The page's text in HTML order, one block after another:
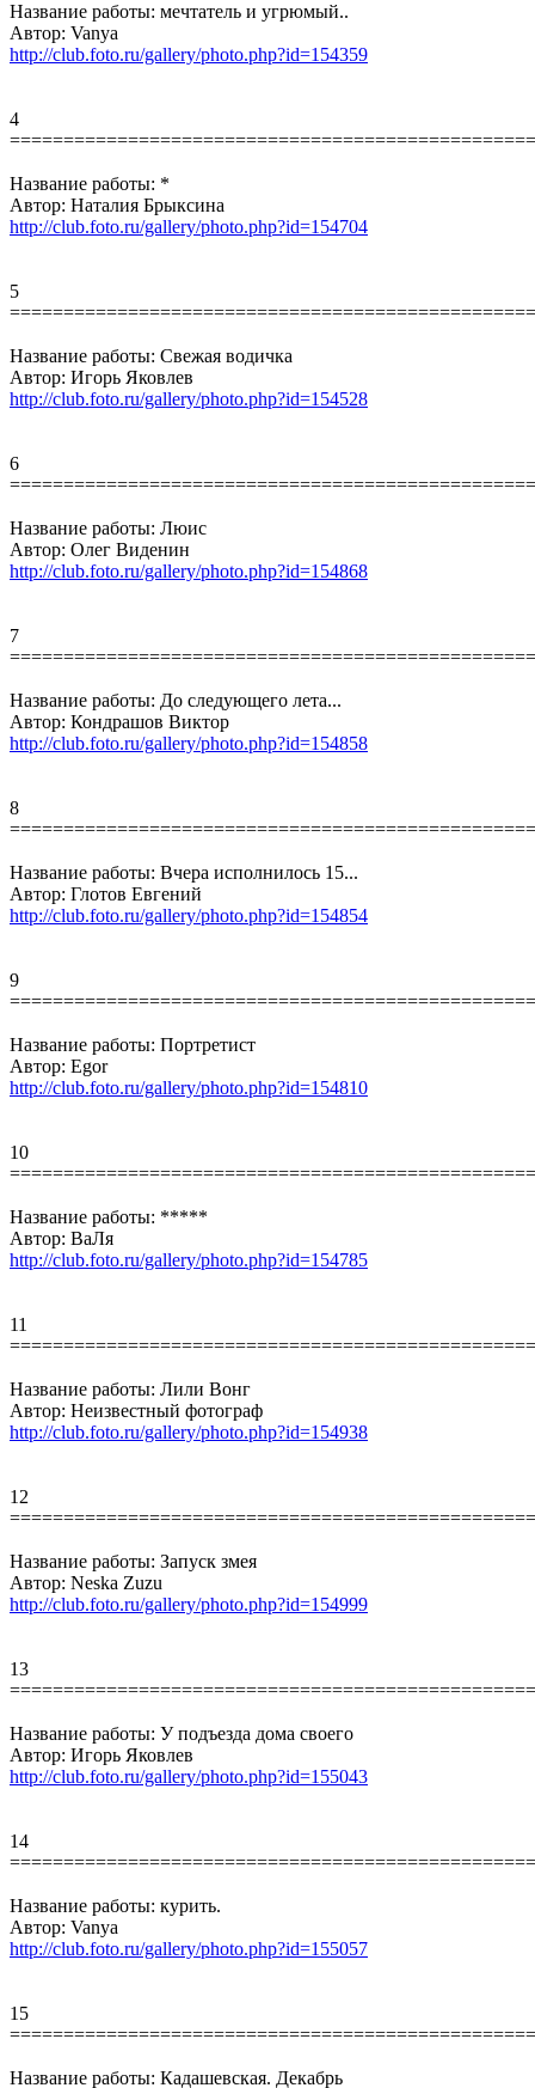
Название работы: мечтатель и угрюмый..
Автор: Vanya
http://club.foto.ru/gallery/photo.php?id=154359
4
Название работы: *
Автор: Наталия Брыксина
http://club.foto.ru/gallery/photo.php?id=154704
5
Название работы: Свежая водичка
Автор: Игорь Яковлев
http://club.foto.ru/gallery/photo.php?id=154528
6
Название работы: Люис
Автор: Олег Виденин
http://club.foto.ru/gallery/photo.php?id=154868
7
Название работы: До следующего лета...
Автор: Кондрашов Виктор
http://club.foto.ru/gallery/photo.php?id=154858
8
Название работы: Вчера исполнилось 15...
Автор: Глотов Евгений
http://club.foto.ru/gallery/photo.php?id=154854
9
Название работы: Портретист
Автор: Egor
http://club.foto.ru/gallery/photo.php?id=154810
10
Название работы: *****
Автор: ВаЛя
http://club.foto.ru/gallery/photo.php?id=154785
11
Название работы: Лили Вонг
Автор: Неизвестный фотограф
http://club.foto.ru/gallery/photo.php?id=154938
12
Название работы: Запуск змея
Автор: Neska Zuzu
http://club.foto.ru/gallery/photo.php?id=154999
13
Название работы: У подъезда дома своего
Автор: Игорь Яковлев
http://club.foto.ru/gallery/photo.php?id=155043
14
Название работы: курить.
Автор: Vanya
http://club.foto.ru/gallery/photo.php?id=155057
15
Название работы: Кадашевская. Декабрь